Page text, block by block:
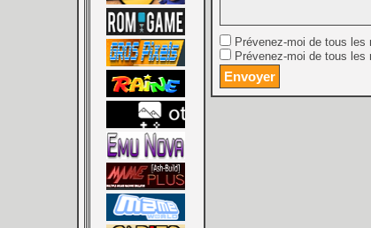
Prévenez-moi de tous les
Prévenez-moi de tous les